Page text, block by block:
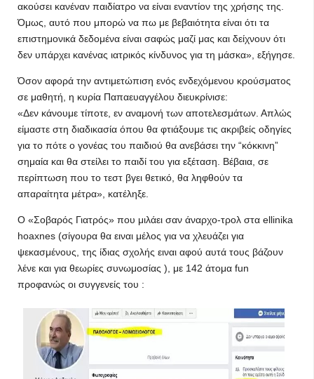
ακούσει κανέναν παιδίατρο να είναι εναντίον της χρήσης της.
Όμως, αυτό που μπορώ να πω με βεβαιότητα είναι ότι τα
επιστημονικά δεδομένα είναι σαφώς μαζί μας και δείχνουν ότι
δεν υπάρχει κανένας ιατρικός κίνδυνος για τη μάσκα», εξήγησε.
Όσον αφορά την αντιμετώπιση ενός ενδεχόμενου κρούσματος
σε μαθητή, η κυρία Παπαευαγγέλου διευκρίνισε:
«Δεν κάνουμε τίποτε, εν αναμονή των αποτελεσμάτων. Απλώς
είμαστε στη διαδικασία όπου θα φτιάξουμε τις ακριβείς οδηγίες
για το πότε ο γονέας του παιδιού θα ανεβάσει την “κόκκινη”
σημαία και θα στείλει το παιδί του για εξέταση. Βέβαια, σε
περίπτωση που το τεστ βγει θετικό, θα ληφθούν τα
απαραίτητα μέτρα», κατέληξε.
Ο «Σοβαρός Γιατρός» που μιλάει σαν άναρχο-τρολ στα ellinika
hoaxnes (σίγουρα θα ειναι μέλος για να χλευάζει για
ψεκασμένους, της ίδιας σχολής ειναι αφού αυτά τους βάζουν
λένε και για θεωρίες συνωμοσίας ), με 142 άτομα fun
προφανώς οι συγγενείς του :